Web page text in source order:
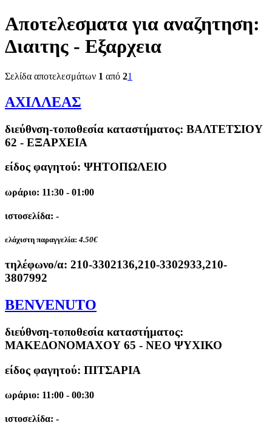
Αποτελεσματα για αναζητηση:
Διαιτης - Εξαρχεια
Σελίδα αποτελεσμάτων 1 από 21
ΑΧΙΛΛΕΑΣ
διεύθνση-τοποθεσία καταστήματος: ΒΑΛΤΕΤΣΙΟΥ
62 - ΕΞΑΡΧΕΙΑ
είδος φαγητού: ΨΗΤΟΠΩΛΕΙΟ
ωράριο: 11:30 - 01:00
ιστοσελίδα: -
ελάχιστη παραγγελία: 4.50€
τηλέφωνο/α: 210-3302136,210-3302933,210-
3807992
BENVENUTO
διεύθνση-τοποθεσία καταστήματος:
ΜΑΚΕΔΟΝΟΜΑΧΟΥ 65 - ΝΕΟ ΨΥΧΙΚΟ
είδος φαγητού: ΠΙΤΣΑΡΙΑ
ωράριο: 11:00 - 00:30
ιστοσελίδα: -